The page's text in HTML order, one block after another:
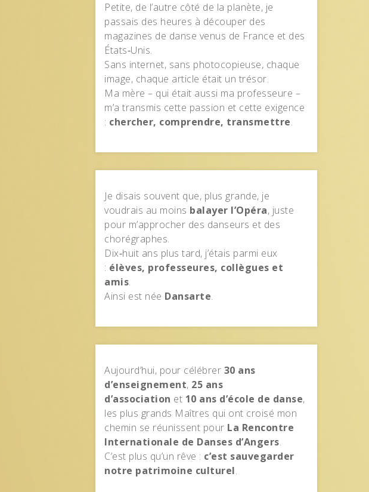
Petite, de l’autre côté de la planète, je
passais des heures à découper des
magazines de danse venus de France et des
États‑Unis.
Sans internet, sans photocopieuse, chaque
image, chaque article était un trésor.
Ma mère – qui était aussi ma professeure –
m’a transmis cette passion et cette exigence
: chercher, comprendre, transmettre.
Je disais souvent que, plus grande, je
voudrais au moins balayer l’Opéra, juste
pour m’approcher des danseurs et des
chorégraphes.
Dix‑huit ans plus tard, j’étais parmi eux
: élèves, professeures, collègues et
amis.
Ainsi est née Dansarte.
Aujourd’hui, pour célébrer 30 ans
d’enseignement, 25 ans
d’association et 10 ans d’école de danse,
les plus grands Maîtres qui ont croisé mon
chemin se réunissent pour La Rencontre
Internationale de Danses d’Angers.
C’est plus qu’un rêve : c’est sauvegarder
notre patrimoine culturel.